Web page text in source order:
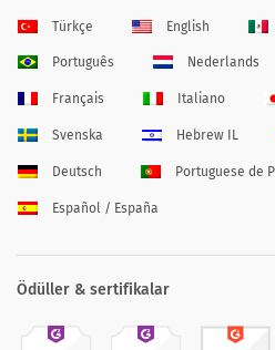
Türkçe English
Português Nederlands
Français Italiano
Svenska Hebrew IL
Deutsch Portuguese de
Español / España
Ödüller & sertifikalar